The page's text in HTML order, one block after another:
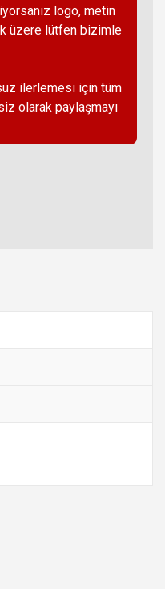
logo, metin
üzere lütfen bizimle
ilerlemesi için tüm
olarak paylaşmayı